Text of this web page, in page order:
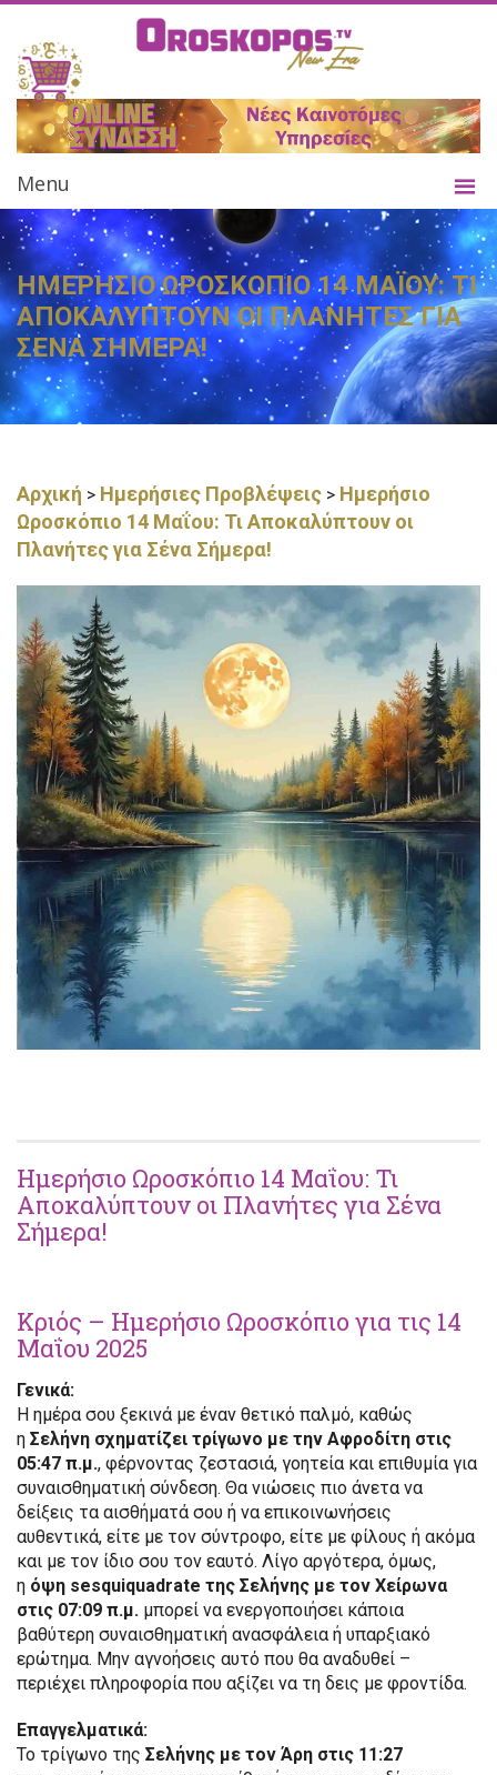
Menu
ΗΜΕΡΗΣΙΟ ΩΡΟΣΚΟΠΙΟ 14 ΜΑΪΟΥ: ΤΙ
ΑΠΟΚΑΛΥΠΤΟΥΝ ΟΙ ΠΛΑΝΗΤΕΣ ΓΙΑ
ΣΕΝΑ ΣΗΜΕΡΑ!
Αρχική > Ημερήσιες Προβλέψεις > Ημερήσιο
Ωροσκόπιο 14 Μαΐου: Τι Αποκαλύπτουν οι
Πλανήτες για Σένα Σήμερα!
Ημερήσιο Ωροσκόπιο 14 Μαΐου: Τι
Αποκαλύπτουν οι Πλανήτες για Σένα
Σήμερα!
Κριός – Ημερήσιο Ωροσκόπιο για τις 14
Μαΐου 2025
Γενικά:
Η ημέρα σου ξεκινά με έναν θετικό παλμό, καθώς
η Σελήνη σχηματίζει τρίγωνο με την Αφροδίτη στις
05:47 π.μ., φέρνοντας ζεστασιά, γοητεία και επιθυμία για
συναισθηματική σύνδεση. Θα νιώσεις πιο άνετα να
δείξεις τα αισθήματά σου ή να επικοινωνήσεις
αυθεντικά, είτε με τον σύντροφο, είτε με φίλους ή ακόμα
και με τον ίδιο σου τον εαυτό. Λίγο αργότερα, όμως,
η όψη sesquiquadrate της Σελήνης με τον Χείρωνα
στις 07:09 π.μ. μπορεί να ενεργοποιήσει κάποια
βαθύτερη συναισθηματική ανασφάλεια ή υπαρξιακό
ερώτημα. Μην αγνοήσεις αυτό που θα αναδυθεί –
περιέχει πληροφορία που αξίζει να τη δεις με φροντίδα.
Επαγγελματικά:
Το τρίγωνο της Σελήνης με τον Άρη στις 11:27